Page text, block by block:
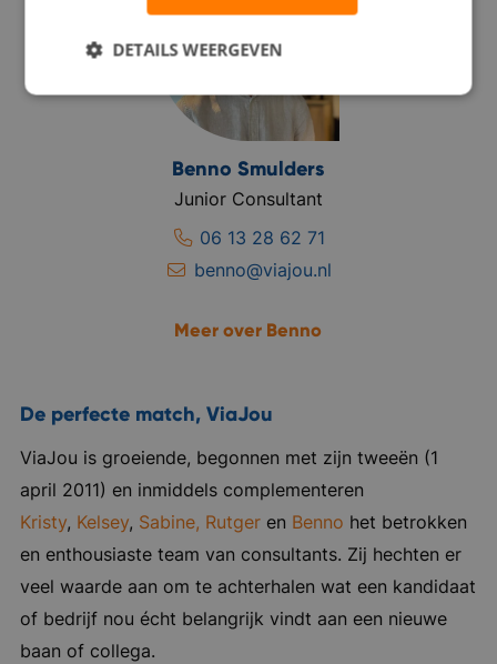
Benno Smulders
Junior Consultant
06 13 28 62 71
benno@viajou.nl
Meer over Benno
De perfecte match, ViaJou
ViaJou is groeiende, begonnen met zijn tweeën (1
april 2011) en inmiddels complementeren
Kristy, Kelsey, Sabine, Rutger en Benno het betrokken
en enthousiaste team van consultants. Zij hechten er
veel waarde aan om te achterhalen wat een kandidaat
of bedrijf nou écht belangrijk vindt aan een nieuwe
baan of collega.
DETAILS WEERGEVEN